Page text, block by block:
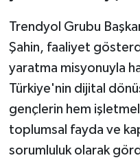
Trendyol Grubu
Şahin, faaliyet
yaratma misyonuyla
Türkiye'nin dijital
gençlerin hem
toplumsal fayda ve
sorumluluk olarak